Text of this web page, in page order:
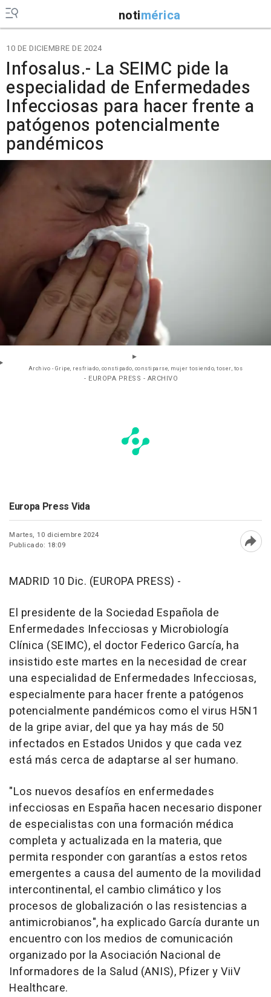
notimérica
10 DE DICIEMBRE DE 2024
Infosalus.- La SEIMC pide la
especialidad de Enfermedades
Infecciosas para hacer frente a
patógenos potencialmente
pandémicos
Archivo - Gripe, resfriado, constipado, constiparse, mujer tosiendo, toser, tos
- EUROPA PRESS - ARCHIVO
Europa Press Vida
Martes, 10 diciembre 2024
Publicado: 18:09
MADRID 10 Dic. (EUROPA PRESS) -
El presidente de la Sociedad Española de
Enfermedades Infecciosas y Microbiología
Clínica (SEIMC), el doctor Federico García, ha
insistido este martes en la necesidad de crear
una especialidad de Enfermedades Infecciosas,
especialmente para hacer frente a patógenos
potencialmente pandémicos como el virus H5N1
de la gripe aviar, del que ya hay más de 50
infectados en Estados Unidos y que cada vez
está más cerca de adaptarse al ser humano.
"Los nuevos desafíos en enfermedades
infecciosas en España hacen necesario disponer
de especialistas con una formación médica
completa y actualizada en la materia, que
permita responder con garantías a estos retos
emergentes a causa del aumento de la movilidad
intercontinental, el cambio climático y los
procesos de globalización o las resistencias a
antimicrobianos", ha explicado García durante un
encuentro con los medios de comunicación
organizado por la Asociación Nacional de
Informadores de la Salud (ANIS), Pfizer y ViiV
Healthcare.